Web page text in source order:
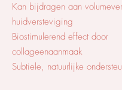
Kan bijdragen aan
huidversteviging
Biostimulerend effect door
collageenaanmaak
Subtiele, natuurlijke